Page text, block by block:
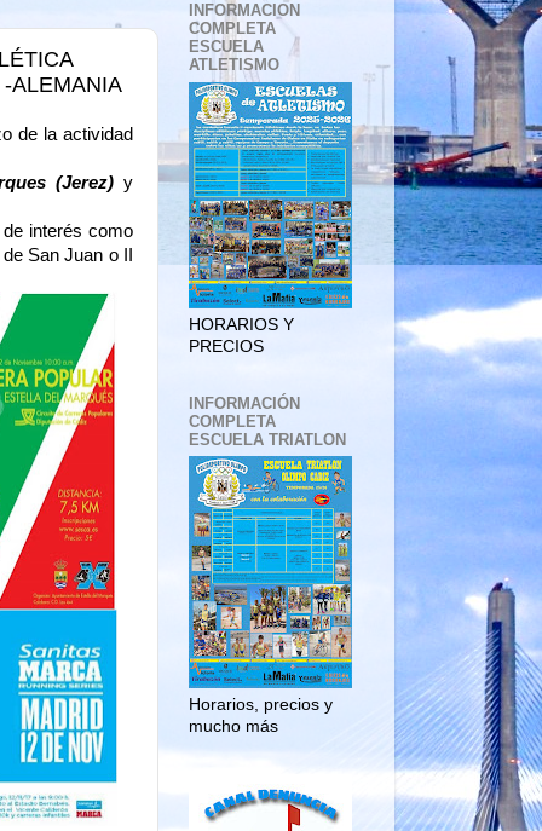
ALEMANIA
de la actividad
(Jerez) y
interés como
San Juan o II
INFORMACION
COMPLETA
ESCUELA
ATLETISMO
HORARIOS Y
PRECIOS
INFORMACIÓN
COMPLETA
ESCUELA TRIATLON
Horarios, precios y
mucho más